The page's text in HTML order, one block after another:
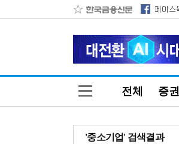
전체 증권
'중소기업' 검색결과